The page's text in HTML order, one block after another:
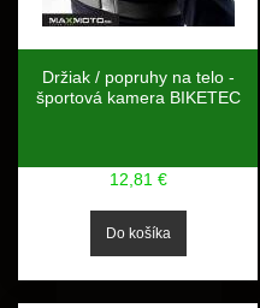
Držiak / popruhy na telo -
športová kamera BIKETEC
12,81 €